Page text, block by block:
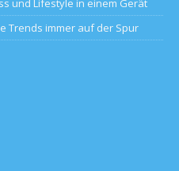
Trends immer auf der Spur